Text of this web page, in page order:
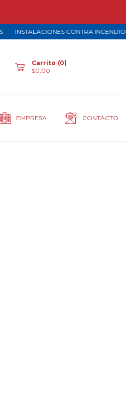
INSTALACIONES CONTRA
Carrito (0)
$0,00
EMPRESA CONTACTO